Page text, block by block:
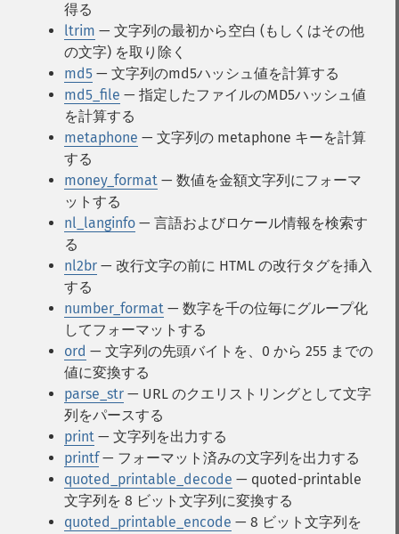
得る
ltrim — 文字列の最初から空白 (もしくはその他
の文字) を取り除く
md5 — 文字列のmd5ハッシュ値を計算する
md5_file — 指定したファイルのMD5ハッシュ値
を計算する
metaphone — 文字列の metaphone キーを計算
する
money_format — 数値を金額文字列にフォーマ
ットする
nl_langinfo — 言語およびロケール情報を検索す
る
nl2br — 改行文字の前に HTML の改行タグを挿入
する
number_format — 数字を千の位毎にグループ化
してフォーマットする
ord — 文字列の先頭バイトを、0 から 255 までの
値に変換する
parse_str — URL のクエリストリングとして文字
列をパースする
print — 文字列を出力する
printf— フォーマット済みの文字列を出力する
quoted_printable_decode — quoted-printable
文字列を 8 ビット文字列に変換する
quoted_printable_encode — 8 ビット文字列を